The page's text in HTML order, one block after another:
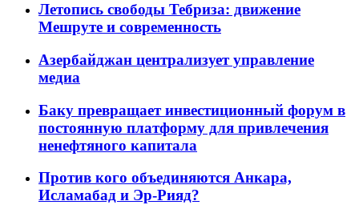
Летопись свободы Тебриза: движение
Мешруте и современность
Азербайджан централизует управление
медиа
Баку превращает инвестиционный форум в
постоянную платформу для привлечения
ненефтяного капитала
Против кого объединяются Анкара,
Исламабад и Эр-Рияд?